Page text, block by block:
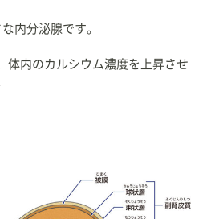
内分泌腺です。
体内のカルシウム濃度を上昇させ